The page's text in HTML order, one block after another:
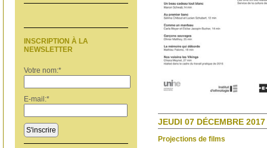
INSCRIPTION À LA
NEWSLETTER
Votre nom:*
E-mail:*
S'inscrire
JEUDI 07 DÉCEMBRE
Projections de films